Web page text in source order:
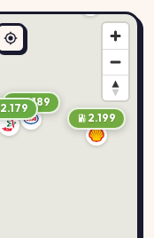
2.189
2.199
2.179